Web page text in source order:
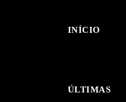
INÍCIO
ÚLTIMAS